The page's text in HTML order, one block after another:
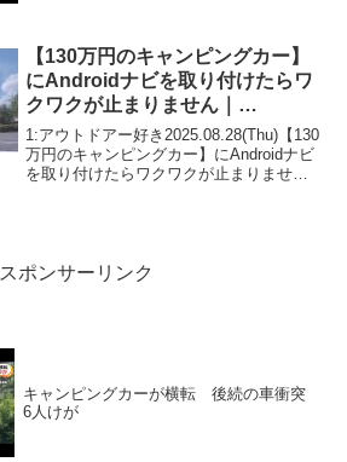
は注目です！3:ア...
【130万円のキャンピングカー】
にAndroidナビを取り付けたらワ
クワクが止まりません｜
「ATOTO S8MS」
1:アウトドアー好き2025.08.28(Thu)【130
万円のキャンピングカー】にAndroidナビ
を取り付けたらワクワクが止まりません
スポンサーリンク
キャンピングカーが横転 後続の車衝突
6人けが